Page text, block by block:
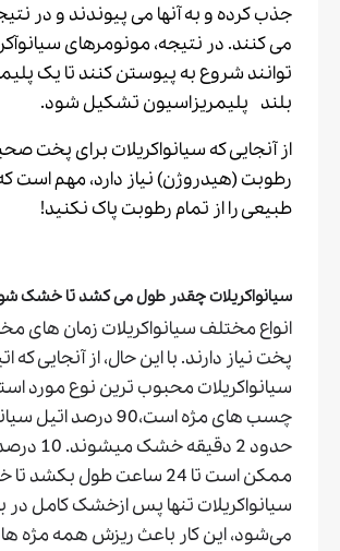
جذب کرده و به آنها می پیوندند و در
می کنند. در نتیجه، مونومرهای
توانند شروع به پیوستن کنند تا یک
بلند پلیمریزاسیون تشکیل شود.
از آنجایی که سیانواکریلات برای پخت
رطوبت (هیدروژن) نیاز دارد، مهم است
طبیعی را از تمام رطوبت پاک نکنید!
سیانواکریلات چقدر طول می کشد تا خشک
انواع مختلف سیانواکریلات زمان های
پخت نیاز دارند. با این حال، از آنجایی که
سیانواکریلات محبوب ترین نوع مورد
چسب های مژه است،90 درصد
حدود 2
ممکن است تا 24 ساعت طول
سیانواکریلات تنها پس ازخشک کامل در
می‌شود، این کار باعث ریزش همه مژه ها